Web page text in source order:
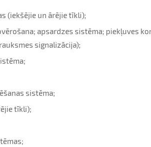
(iekšējie un ārējie tīkli);
apsardzes sistēma; piekļuves
signalizācija);
sistēma;
tīkli);